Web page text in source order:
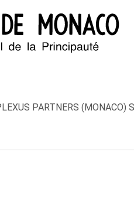
PARTNERS (MONACO)